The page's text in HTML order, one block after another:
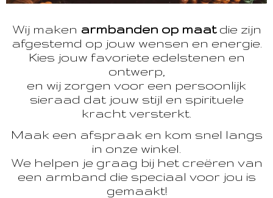
Wij maken armbanden op maatdie zijn
afgestemd op jouw wensen en energie.
Kies jouw favoriete edelstenen en
ontwerp,
en wij zorgen voor een persoonlijk
sieraad dat jouw stijl en spirituele
kracht versterkt.
Maak een afspraak en kom snel langs
in onze winkel.
We helpen je graag bij het creëren van
een armband die speciaal voor jou is
gemaakt!